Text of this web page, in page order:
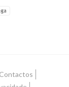
Contactos